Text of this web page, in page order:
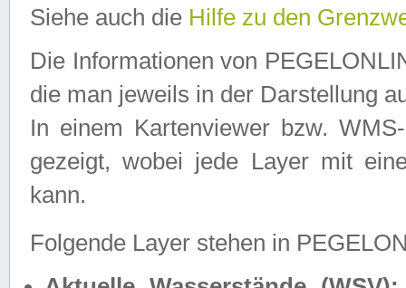
Siehe auch die Hilfe zu den
Die Informationen von
die man jeweils in der Darstellung
In einem Kartenviewer bzw.
gezeigt, wobei jede Layer mit
kann.
Folgende Layer stehen in